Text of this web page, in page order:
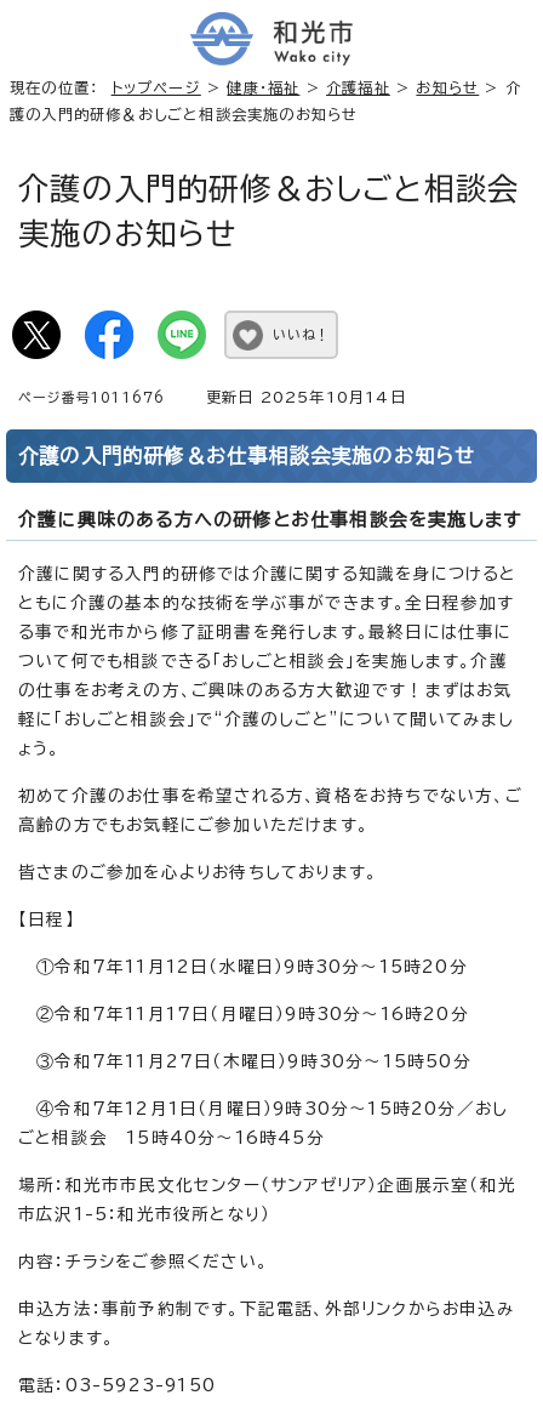
現在の位置： トップページ >健康・福祉 > 介護福祉 > お知らせ
> 介
護の入門的研修＆おしごと相談会実施のお知らせ
介護の入門的研修＆おしごと相談会
実施のお知らせ
いいね！
ページ番号1011676 更新日 2025年10月14日
介護の入門的研修＆お仕事相談会実施のお知らせ
介護に興味のある方への研修とお仕事相談会を実施します
介護に関する入門的研修では介護に関する知識を身につけると
ともに介護の基本的な技術を学ぶ事ができます。全日程参加す
る事で和光市から修了証明書を発行します。最終日には仕事に
ついて何でも相談できる「おしごと相談会」を実施します。介護
の仕事をお考えの方、ご興味のある方大歓迎です！まずはお気
軽に「おしごと相談会」で“介護のしごと”について聞いてみまし
ょう。
初めて介護のお仕事を希望される方、資格をお持ちでない方、ご
高齢の方でもお気軽にご参加いただけます。
皆さまのご参加を心よりお待ちしております。
【日程】
①令和7年11月12日（水曜日）9時30分～15時20分
②令和7年11月17日（月曜日）9時30分～16時20分
③令和7年11月27日（木曜日）9時30分～15時50分
④令和7年12月1日（月曜日）9時30分～15時20分／おし
ごと相談会 15時40分～16時45分
場所：和光市市民文化センター（サンアゼリア）企画展示室（和光
市広沢1-5：和光市役所となり）
内容：チラシをご参照ください。
申込方法：事前予約制です。下記電話、外部リンクからお申込み
となります。
電話：03-5923-9150